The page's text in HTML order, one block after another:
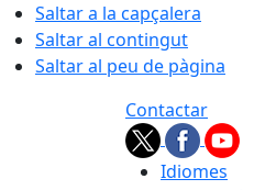
Saltar a la capçalera
Saltar al contingut
Saltar al peu de pàgina
Contactar
Idiomes